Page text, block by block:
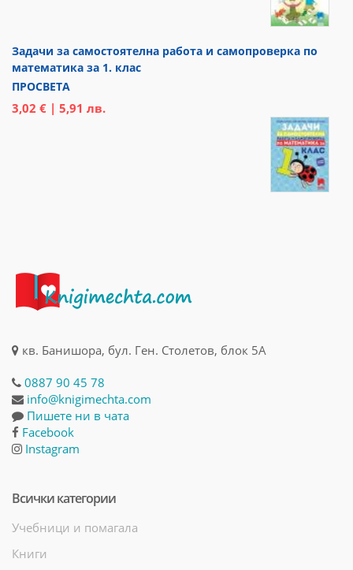
Задачи за самостоятелна работа и самопроверка по
математика за 1. клас
ПРОСВЕТА
3,02 € | 5,91 лв.
кв. Банишора, бул. Ген. Столетов, блок 5А
0887 90 45 78
info@knigimechta.com
Пишете ни в чата
Facebook
Instagram
Всички категории
Учебници и помагала
Книги